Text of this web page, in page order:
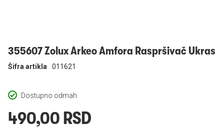
355607 Zolux Arkeo Amfora Raspršivač Ukras
Dostupno odmah
Šifra artikla 011621
490,00 RSD